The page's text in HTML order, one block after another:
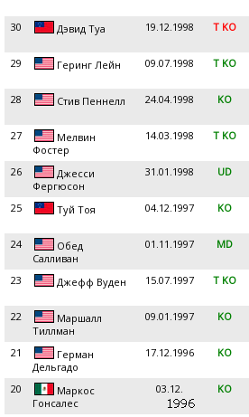
30 Дэвид Туа 19.12.1998 T KO
29 Геринг Лейн 09.07.1998 T KO
28 Стив Пеннелл 24.04.1998 KO
27
Мелвин
Фостер
14.03.1998 T KO
26
Джесси
Фергюсон
31.01.1998 UD
25 Туй Тоя 04.12.1997 KO
24
Обед
Салливан
01.11.1997 MD
23 Джефф Вуден 15.07.1997 T KO
22
Маршалл
Тиллман
09.01.1997 KO
21
Герман
Дельгадо
17.12.1996 KO
20
Маркос
Гонcалес
03.12. KO